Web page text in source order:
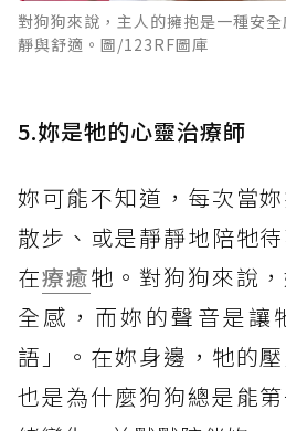
對狗狗來說，主人的擁抱是一種安
靜與舒適。圖/123RF圖庫
5.妳是牠的心靈治療師
妳可能不知道，每次當
散步、或是靜靜地陪牠
在療癒牠。對狗狗來說
全感，而妳的聲音是讓
語」。在妳身邊，牠的
也是為什麼狗狗總是能